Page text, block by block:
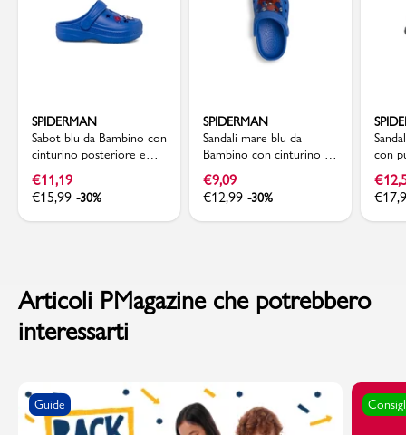
SPIDERMAN
Sabot blu da Bambino con
cinturino posteriore e
applicazioni Spiderman
€11,19
€15,99 -30%
SPIDERMAN
Sandali mare blu da
Bambino con cinturino e
patch frontale Spiderman
€9,09
€12,99 -30%
con
€
€
Articoli PMagazine che potrebbero
interessarti
Guide